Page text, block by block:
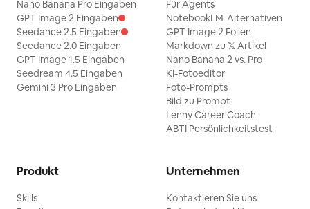
Nano Banana Pro Eingaben
GPT Image 2 Eingaben
Seedance 2.5 Eingaben
Seedance 2.0 Eingaben
GPT Image 1.5 Eingaben
Seedream 4.5 Eingaben
Gemini 3 Pro Eingaben
Für Agents
NotebookLM-Alternativen
GPT Image 2 Folien
Markdown zu 𝕏 Artikel
Nano Banana 2 vs. Pro
KI-Fotoeditor
Foto-Prompts
Bild zu Prompt
Lenny Career Coach
ABTI Persönlichkeitstest
Produkt
Skills
Unternehmen
Kontaktieren Sie uns